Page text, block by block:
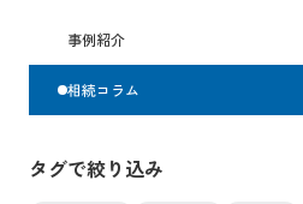
事例紹介
相続コラム
タグで絞り込み